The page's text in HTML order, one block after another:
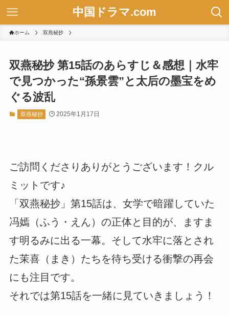
中国ドラマ.com
ホーム 双燕秘抄
双燕秘抄 第15話のあらすじ＆感想｜水牢
で見つかった“孫景雲”と太后の墨宝をめ
ぐる波乱
双燕秘抄 2025年1月17日
ご訪問くださりありがとうございます！クル
ミットです♪
「双燕秘抄」第15話は、女学で暗躍していた
冯嫣（ふう・えん）の正体と目的が、ますま
す明るみに出る一幕。そして水牢に落とされ
た茉喜（まき）たちを待ち受ける衝撃の再会
にも注目です。
それでは第15話を一緒に見ていきましょう！